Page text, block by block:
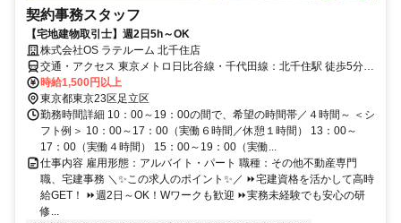
契約事務スタッフ
【宅地建物取引士】週2日5h～OK
株式会社OS ラテルーム 北千住店
交通・アクセス 東京メトロ日比谷線・千代田線：北千住駅 徒歩5分
JR常磐線・東武・つくばEX線：北千住駅 徒歩5分
時給1,500円以上
東京都東京23区足立区
勤務時間詳細 10：00～19：00の間で、希望の時間帯／４時間～ ＜シ
フト例＞ 10：00～17：00（実働６時間／休憩１時間） 13：00～
17：00（実働４時間） 15：00～19：00（実働...
仕事内容 雇用形態：アルバイト・パート 職種：その他不動産専門
職、宅建事務 ＼✨この求人のポイント✨／ ⏩宅建資格を活かして高時
給GET！ ⏩週2日～OK！Wワークも歓迎 ⏩実務未経験でも安心の研
修...